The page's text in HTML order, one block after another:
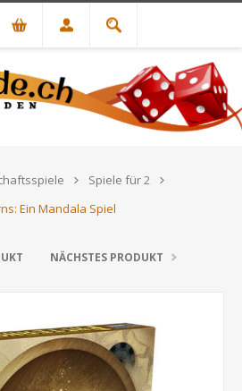
Spiele für 2
Ein Mandala Spiel
NÄCHSTES PRODUKT